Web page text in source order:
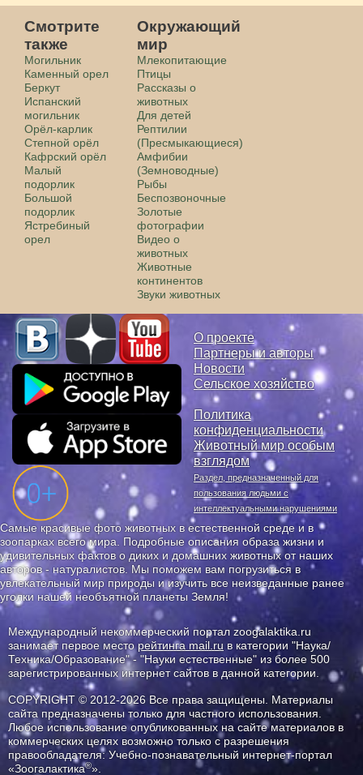
Смотрите
также
Могильник
Каменный орел
Беркут
Испанский
могильник
Орёл-карлик
Степной орёл
Кафрский орёл
Малый
подорлик
Большой
подорлик
Ястребиный
орел
Окружающий
мир
Млекопитающие
Птицы
Рассказы о
животных
Для детей
Рептилии
(Пресмыкающиеся)
Амфибии
(Земноводные)
Рыбы
Беспозвоночные
Золотые
фотографии
Видео о
животных
Животные
континентов
Звуки животных
О проекте
Партнеры и авторы
Новости
Сельское хозяйство
Политика
конфиденциальности
Животный мир особым
взглядом
Раздел, предназначенный для
пользования людьми с
интеллектуальными нарушениями
Самые красивые фото животных в естественной среде и в
зоопарках всего мира. Подробные описания образа жизни и
удивительных фактов о диких и домашних животных от наших
авторов - натуралистов. Мы поможем вам погрузиться в
увлекательный мир природы и изучить все неизведанные ранее
уголки нашей необъятной планеты Земля!
Международный некоммерческий портал zoogalaktika.ru
занимает первое месторейтинга mail.ru в категории "Наука/
Техника/Образование" - "Науки естественные" из более 500
зарегистрированных интернет сайтов в данной категории.
COPYRIGHT © 2012-2026 Все права защищены. Материалы
сайта предназначены только для частного использования.
Любое использование опубликованных на сайте материалов в
коммерческих целях возможно только с разрешения
правообладателя: Учебно-познавательный интернет-портал
«Зоогалактика®».